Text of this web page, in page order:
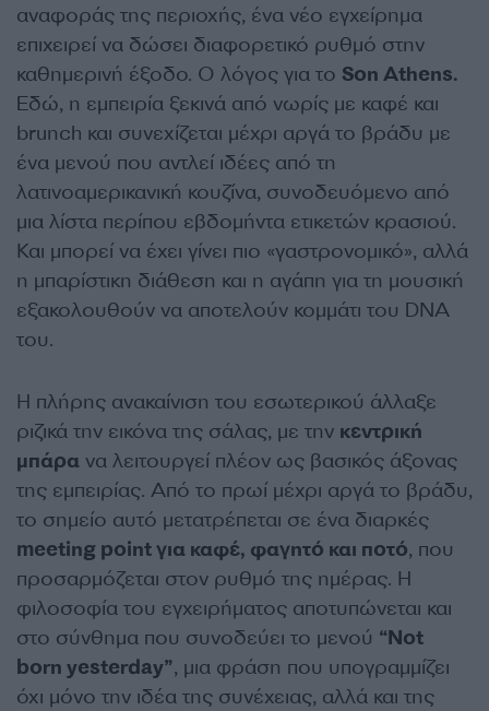
αναφοράς της περιοχής, ένα νέο εγχείρημα
επιχειρεί να δώσει διαφορετικό ρυθμό στην
καθημερινή έξοδο. Ο λόγος για το Son Athens.
Εδώ, η εμπειρία ξεκινά από νωρίς με καφέ και
brunch και συνεχίζεται μέχρι αργά το βράδυ με
ένα μενού που αντλεί ιδέες από τη
λατινοαμερικανική κουζίνα, συνοδευόμενο από
μια λίστα περίπου εβδομήντα ετικετών κρασιού.
Και μπορεί να έχει γίνει πιο «γαστρονομικό», αλλά
η μπαρίστικη διάθεση και η αγάπη για τη μουσική
εξακολουθούν να αποτελούν κομμάτι του DNA
του.
Η πλήρης ανακαίνιση του εσωτερικού άλλαξε
ριζικά την εικόνα της σάλας, με την κεντρική
μπάρα να λειτουργεί πλέον ως βασικός άξονας
της εμπειρίας. Από το πρωί μέχρι αργά το βράδυ,
το σημείο αυτό μετατρέπεται σε ένα διαρκές
meeting point για καφέ, φαγητό και ποτό, που
προσαρμόζεται στον ρυθμό της ημέρας. Η
φιλοσοφία του εγχειρήματος αποτυπώνεται και
στο σύνθημα που συνοδεύει το μενού “Not
born yesterday”, μια φράση που υπογραμμίζει
όχι μόνο την ιδέα της συνέχειας, αλλά και της